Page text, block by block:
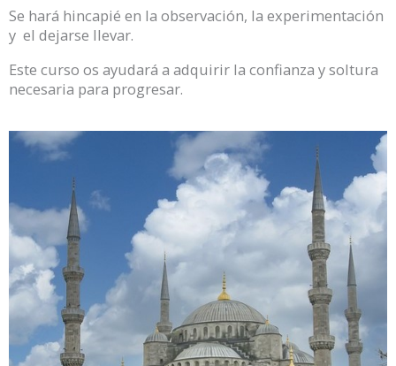
Se hará hincapié en la observación, la experimentación
y el dejarse llevar.
Este curso os ayudará a adquirir la confianza y soltura
necesaria para progresar.